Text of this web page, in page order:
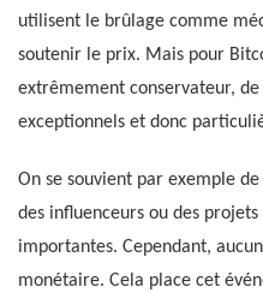
utilisent le brûlage comme
soutenir le prix. Mais pour
extrêmement conservateur,
exceptionnels et donc
On se souvient par exemple
des influenceurs ou des
importantes. Cependant,
monétaire. Cela place cet